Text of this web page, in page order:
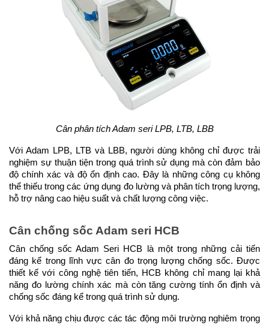
Cân phân tích Adam seri LPB, LTB, LBB
Với Adam LPB, LTB và LBB, người dùng không chỉ được trải
nghiệm sự thuận tiện trong quá trình sử dụng mà còn đảm bảo
độ chính xác và độ ổn định cao. Đây là những công cụ không
thể thiếu trong các ứng dụng đo lường và phân tích trọng lượng,
hỗ trợ nâng cao hiệu suất và chất lượng công việc.
Cân chống sốc Adam seri HCB
Cân chống sốc Adam Seri HCB là một trong những cải tiến
đáng kể trong lĩnh vực cân đo trọng lượng chống sốc. Được
thiết kế với công nghệ tiên tiến, HCB không chỉ mang lại khả
năng đo lường chính xác mà còn tăng cường tính ổn định và
chống sốc đáng kể trong quá trình sử dụng.
Với khả năng chịu được các tác động môi trường nghiêm trọng